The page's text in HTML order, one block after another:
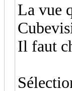
La vue
Il faut